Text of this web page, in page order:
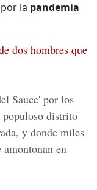
la pandemia
dos hombres que
Sauce' por los
populoso distrito
y donde miles
en